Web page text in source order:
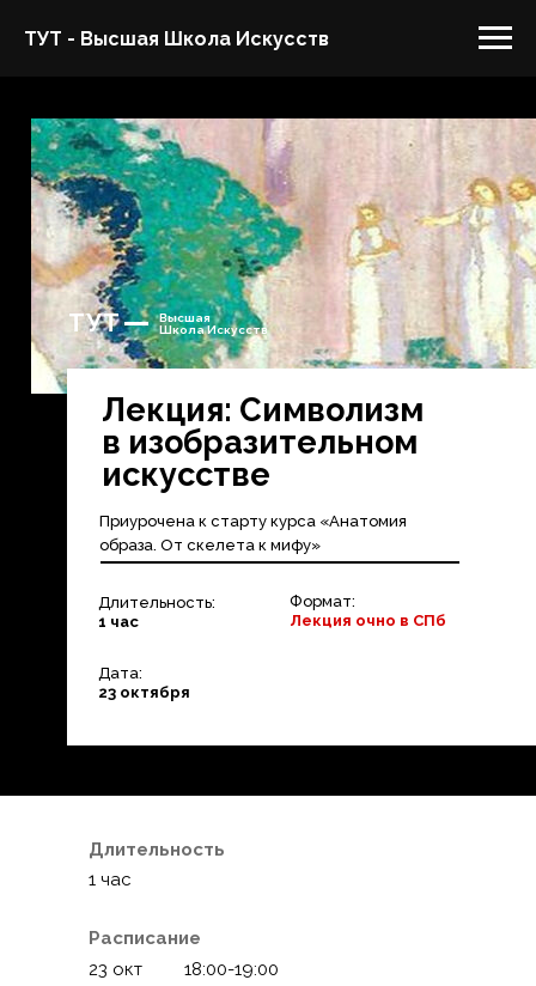
ТУТ - Высшая Школа Искусств
Высшая
Школа Искусств
ТУТ
Лекция: Символизм
в изобразительном
искусстве
Приурочена к старту курса «Анатомия
образа. От скелета к мифу»
Длительность:
1 час
Формат:
Лекция очно в СПб
Дата:
23 октября
Расписание
23 окт
18:00-19:00
1 час
Длительность